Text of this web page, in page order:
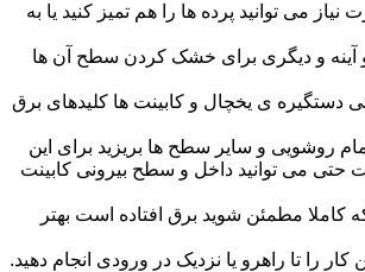
می توانید پرده ها را هم تمیز کنید یا به
و دیگری برای خشک کردن سطح آن ها
ی یخچال و کابینت ها کلیدهای برق
روشویی و سایر سطح ها بریزید برای این
حتی می توانید داخل و سطح بیرونی کابینت
مطمئن شوید برق افتاده است بهتر
را تا راهرو یا نزدیک در ورودی انجام دهید.